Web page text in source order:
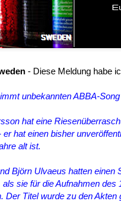
- Diese Meldung habe
unbekannten ABBA-
hat eine
er hat einen bisher
alt ist.
Björn Ulvaeus hatten einen
sie für die Aufnahmen des
Der Titel wurde zu den